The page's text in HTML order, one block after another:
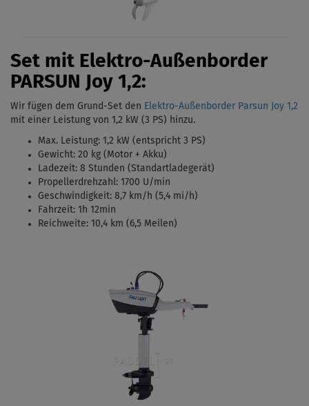
Set mit Elektro-Außenborder
PARSUN Joy 1,2:
Wir fügen dem Grund-Set den Elektro-Außenborder Parsun Joy 1,2
mit einer Leistung von 1,2 kW (3 PS) hinzu.
Max. Leistung: 1,2 kW (entspricht 3 PS)
Gewicht: 20 kg (Motor + Akku)
Ladezeit: 8 Stunden (Standartladegerät)
Propellerdrehzahl: 1700 U/min
Geschwindigkeit: 8,7 km/h (5,4 mi/h)
Fahrzeit: 1h 12min
Reichweite: 10,4 km (6,5 Meilen)